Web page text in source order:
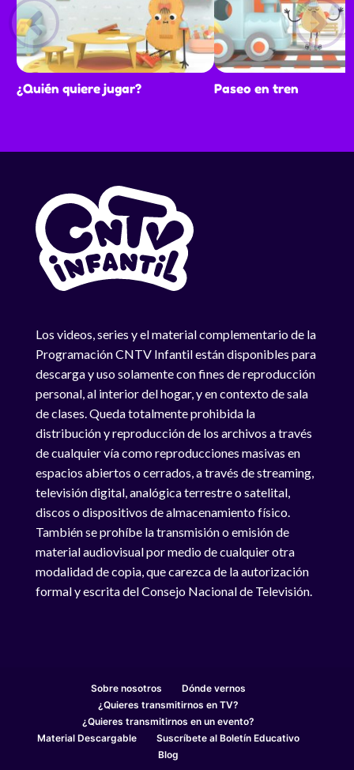
¿Quién quiere jugar? Paseo en tren
Los videos, series y el material complementario de la
Programación CNTV Infantil están disponibles para
descarga y uso solamente con fines de reproducción
personal, al interior del hogar, y en contexto de sala
de clases. Queda totalmente prohibida la
distribución y reproducción de los archivos a través
de cualquier vía como reproducciones masivas en
espacios abiertos o cerrados, a través de streaming,
televisión digital, analógica terrestre o satelital,
discos o dispositivos de almacenamiento físico.
También se prohíbe la transmisión o emisión de
material audiovisual por medio de cualquier otra
modalidad de copia, que carezca de la autorización
formal y escrita del Consejo Nacional de Televisión.
Sobre nosotros
Dónde vernos
¿Quieres transmitirnos en TV?
¿Quieres transmitirnos en un evento?
Material Descargable
Suscríbete al Boletín Educativo
Blog